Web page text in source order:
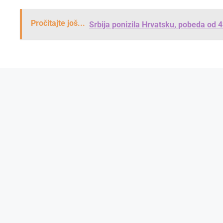
Pročitajte još... Srbija ponizila Hrvatsku, pobeda od